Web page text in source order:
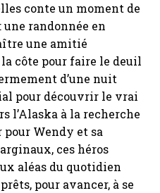
conte un moment de
randonnée en
une amitié
côte pour faire le deuil
d’une nuit
pour découvrir le vrai
l’Alaska à la recherche
pour Wendy et sa
ces héros
aléas du quotidien
pour avancer, à se